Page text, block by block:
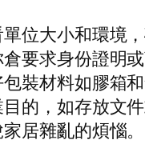
位大小和環境
要求身份證明
裝材料如膠箱
的，如存放文
居雜亂的煩惱。